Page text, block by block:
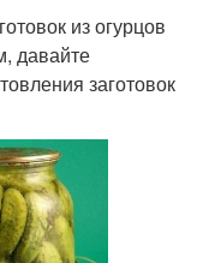
из огурцов
давайте
заготовок